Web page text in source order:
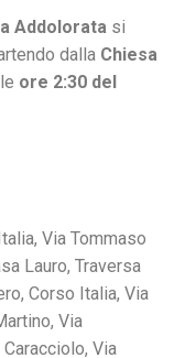
Addolorata si
dalla Chiesa
ore 2:30 del
Via Tommaso
Lauro, Traversa
Corso Italia, Via
Via
Via